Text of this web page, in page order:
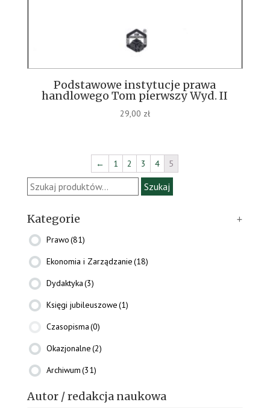
Podstawowe instytucje prawa
handlowego Tom pierwszy Wyd. II
29,00 zł
← 1 2 3 4
5
Szukaj:
Szukaj
Kategorie +
Prawo(81)
Ekonomia i Zarządzanie(18)
Dydaktyka(3)
Księgi jubileuszowe(1)
Czasopisma(0)
Okazjonalne(2)
Archiwum(31)
Autor / redakcja naukowa